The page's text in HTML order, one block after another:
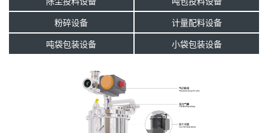
粉碎设备
计量配料设备
吨袋包装设备
小袋包装设备